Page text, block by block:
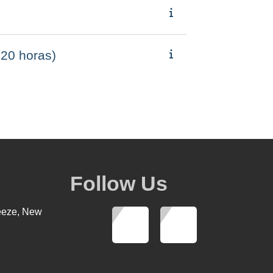
horas)
New
Follow Us